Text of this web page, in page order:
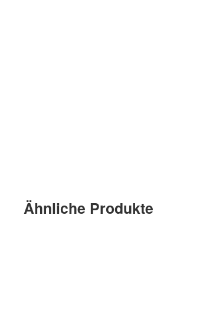
Ähnliche Produkte